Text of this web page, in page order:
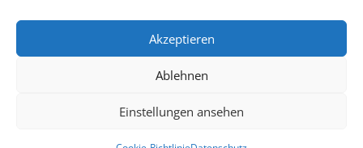
Akzeptieren
Ablehnen
Einstellungen ansehen
Impressum
Datenschutz